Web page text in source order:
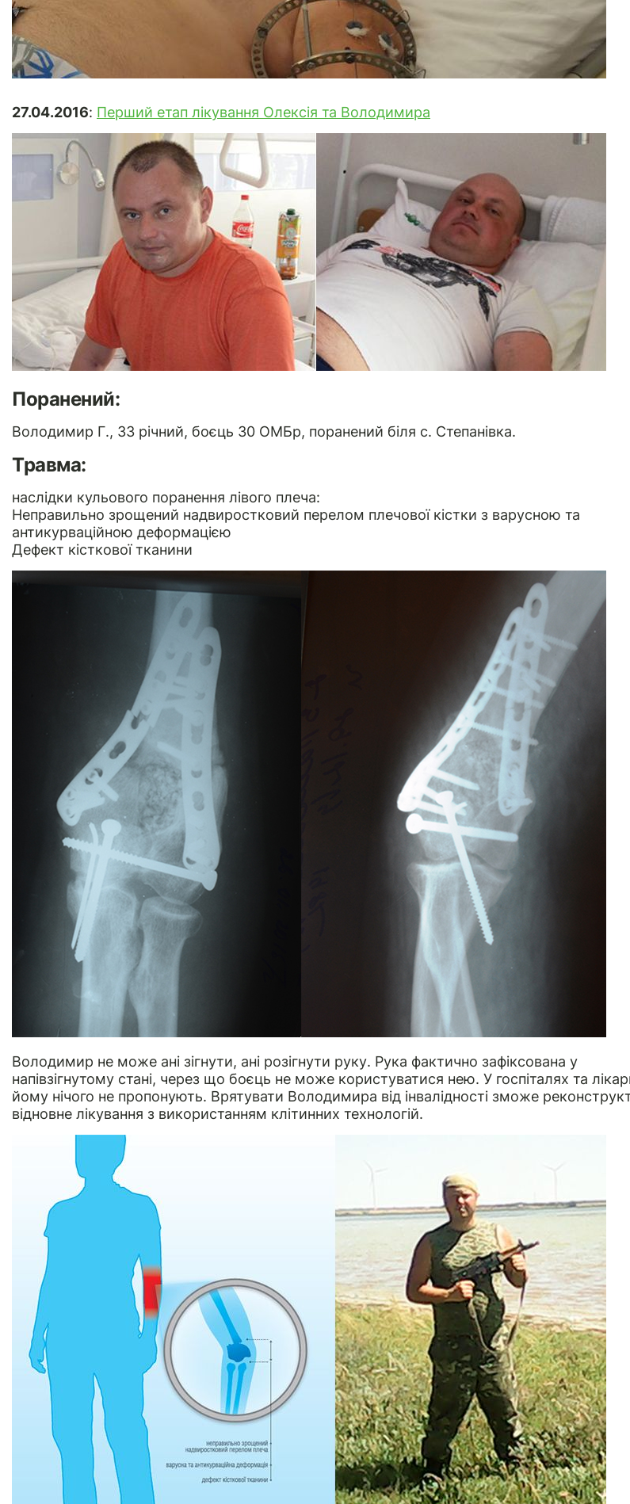
27.04.2016: Перший етап лікування Олексія та Володимира
Поранений:
Володимир Г., 33 річний, боєць 30 ОМБр, поранений біля с. Степанівка.
Травма:
наслідки кульового поранення лівого плеча:
Неправильно зрощений надвиростковий перелом плечової кістки з варусною та
антикурваційною деформацією
Дефект кісткової тканини
Володимир не може ані зігнути, ані розігнути руку. Рука фактично зафіксована у
напівзігнутому стані, через що боєць не може користуватися нею. У госпіталях та
йому нічого не пропонують. Врятувати Володимира від інвалідності зможе
відновне лікування з використанням клітинних технологій.